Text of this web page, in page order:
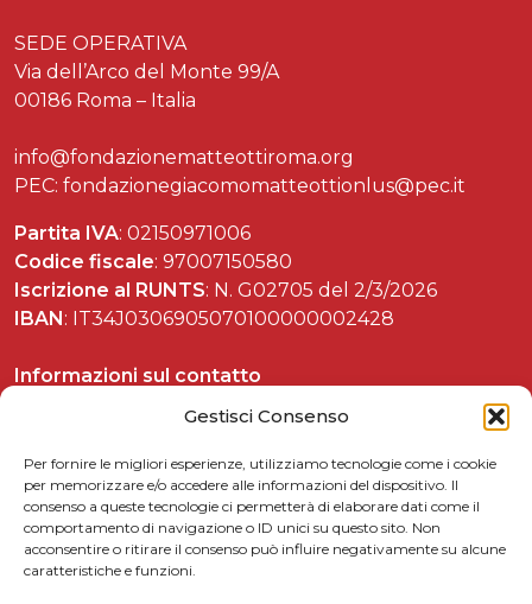
Gestisci Consenso
Per fornire le migliori esperienze, utilizziamo tecnologie come i cookie
per memorizzare e/o accedere alle informazioni del dispositivo. Il
consenso a queste tecnologie ci permetterà di elaborare dati come il
comportamento di navigazione o ID unici su questo sito. Non
acconsentire o ritirare il consenso può influire negativamente su alcune
caratteristiche e funzioni.
SEDE OPERATIVA
Via dell’Arco del Monte 99/A
00186 Roma – Italia
info@fondazionematteottiroma.org
PEC: fondazionegiacomomatteottionlus@pec.it
Partita IVA: 02150971006
Codice fiscale: 97007150580
Iscrizione al RUNTS: N. G02705 del 2/3/2026
IBAN: IT34J0306905070100000002428
Informazioni sul contatto
Celebrazioni matteottiane
Matteotti per le scuole